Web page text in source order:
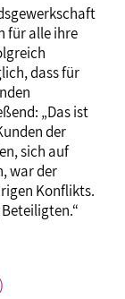
für alle ihre
dass für
„Das ist
der
sich auf
war der
Konflikts.